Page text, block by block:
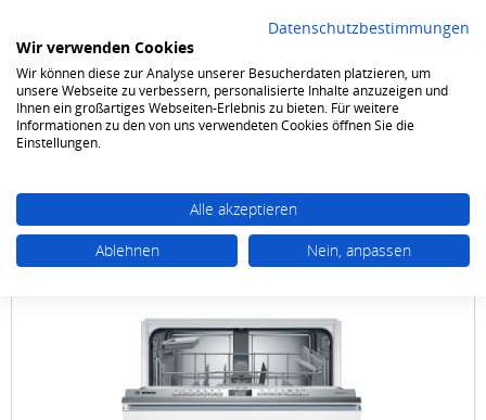
0
Geschirrspüler Einbau-Spüler Vollintegrierbar 60 cm XXL
SBV 4 EAX 28E 60 cm XXL VoiceControl
Datenschutzbestimmungen
Wir verwenden Cookies
Wir können diese zur Analyse unserer Besucherdaten platzieren, um
unsere Webseite zu verbessern, personalisierte Inhalte anzuzeigen und
Ihnen ein großartiges Webseiten-Erlebnis zu bieten. Für weitere
Informationen zu den von uns verwendeten Cookies öffnen Sie die
Einstellungen.
Alle akzeptieren
Ablehnen
Nein, anpassen